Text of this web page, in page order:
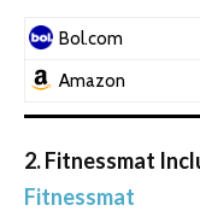
Bol.com
Amazon
2. Fitnessmat
Fitnessmat